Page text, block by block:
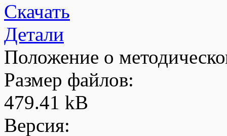
Скачать
Детали
Положение о
Размер файлов:
479.41 kB
Версия: